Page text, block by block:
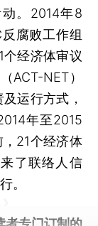
。2014年8
腐败工作组
经济体审议
ACT-NET）
运行方式，
年至2015
21个经济体
了联络人信
。